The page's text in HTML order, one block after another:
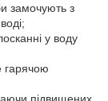
замочують з
у воду
гарячою
підвищених